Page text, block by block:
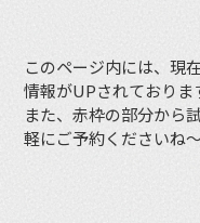
このページ内には、現
情報がUPされておりま
また、赤枠の部分から
軽にご予約くださいね